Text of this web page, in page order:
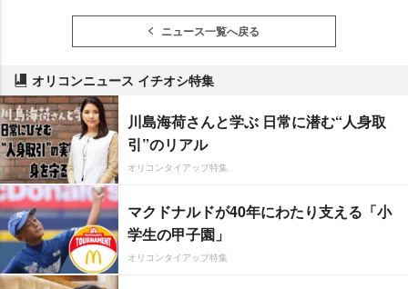
ニュース一覧へ戻る
オリコンニュース イチオシ特集
川島海荷さんと学ぶ 日常に潜む“人身取
引”のリアル
オリコンタイアップ特集
マクドナルドが40年にわたり支える「小
学生の甲子園」
オリコンタイアップ特集